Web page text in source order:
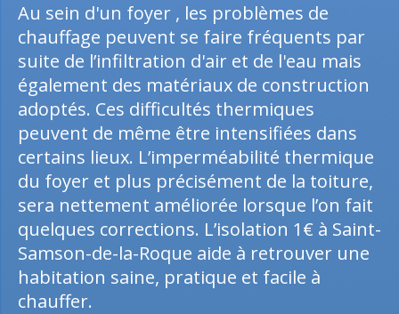
Au sein d'un foyer , les problèmes de
chauffage peuvent se faire fréquents par
suite de l’infiltration d'air et de l'eau mais
également des matériaux de construction
adoptés. Ces difficultés thermiques
peuvent de même être intensifiées dans
certains lieux. L’imperméabilité thermique
du foyer et plus précisément de la toiture,
sera nettement améliorée lorsque l’on fait
quelques corrections. L’isolation 1€ à Saint-
Samson-de-la-Roque aide à retrouver une
habitation saine, pratique et facile à
chauffer.